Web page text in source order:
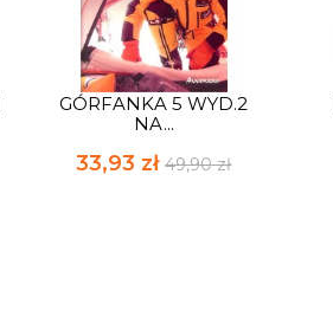
GÓRFANKA 5 WYD.2
NA...
33,93 zł49,90 zł